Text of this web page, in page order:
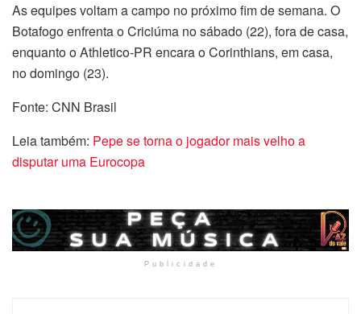
As equipes voltam a campo no próximo fim de semana. O
Botafogo enfrenta o Criciúma no sábado (22), fora de casa,
enquanto o Athletico-PR encara o Corinthians, em casa,
no domingo (23).
Fonte: CNN Brasil
Leia também: Pepe se torna o jogador mais velho a
disputar uma Eurocopa
Publicidade